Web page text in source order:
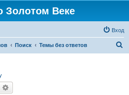
Золотом Веке
Вход
Поиск Темы без ответов
Поиск